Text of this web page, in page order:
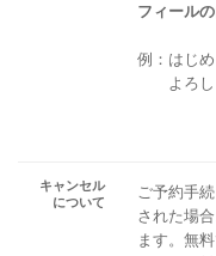
フィール
例：はじ
よろし
キャンセル
について
ご予約手
された場
ます。無